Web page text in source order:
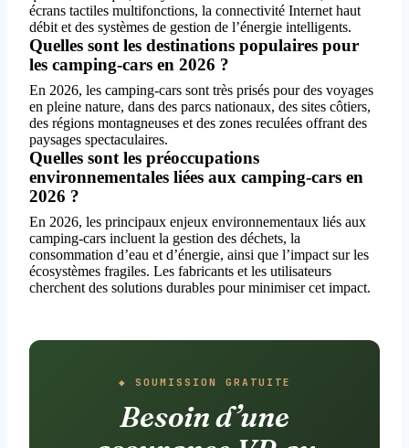
écrans tactiles multifonctions, la connectivité Internet haut
débit et des systèmes de gestion de l’énergie intelligents.
Quelles sont les destinations populaires pour
les camping-cars en 2026 ?
En 2026, les camping-cars sont très prisés pour des voyages
en pleine nature, dans des parcs nationaux, des sites côtiers,
des régions montagneuses et des zones reculées offrant des
paysages spectaculaires.
Quelles sont les préoccupations
environnementales liées aux camping-cars en
2026 ?
En 2026, les principaux enjeux environnementaux liés aux
camping-cars incluent la gestion des déchets, la
consommation d’eau et d’énergie, ainsi que l’impact sur les
écosystèmes fragiles. Les fabricants et les utilisateurs
cherchent des solutions durables pour minimiser cet impact.
◆ SOUMISSION GRATUITE
Besoin d’une